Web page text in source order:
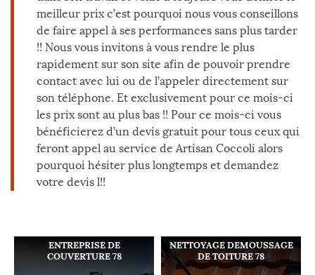
meilleur prix c’est pourquoi nous vous conseillons
de faire appel à ses performances sans plus tarder
!! Nous vous invitons à vous rendre le plus
rapidement sur son site afin de pouvoir prendre
contact avec lui ou de l’appeler directement sur
son téléphone. Et exclusivement pour ce mois-ci
les prix sont au plus bas !! Pour ce mois-ci vous
bénéficierez d’un devis gratuit pour tous ceux qui
feront appel au service de Artisan Coccoli alors
pourquoi hésiter plus longtemps et demandez
votre devis l!!
ENTREPRISE DE
COUVERTURE 78
NETTOYAGE DEMOUSSAGE
DE TOITURE 78